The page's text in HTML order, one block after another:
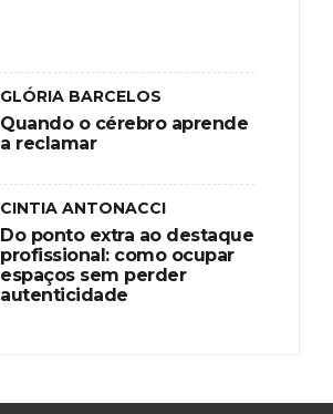
GLÓRIA BARCELOS
Quando o cérebro aprende
a reclamar
CINTIA ANTONACCI
Do ponto extra ao destaque
profissional: como ocupar
espaços sem perder
autenticidade